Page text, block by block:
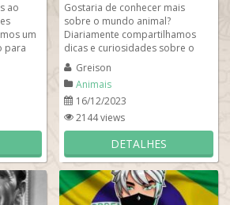
ao
um
para
Gostaria de conhecer mais
sobre o mundo animal?
Diariamente compartilhamos
dicas e curiosidades sobre o
mundo animal: o que comem,
onde vivem e como se...
Greison
Animais
16/12/2023
2144 views
DETALHES